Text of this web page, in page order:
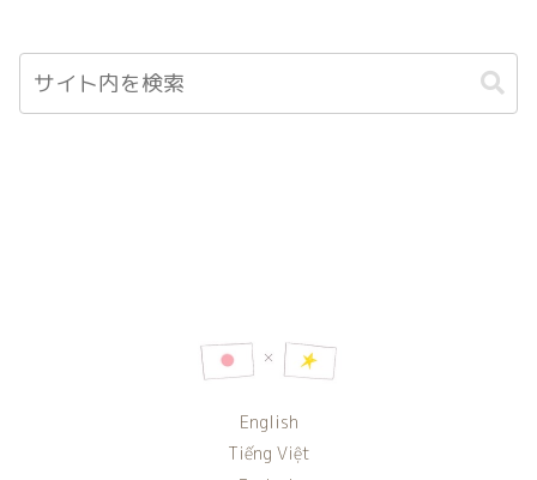
English
Tiếng Việt